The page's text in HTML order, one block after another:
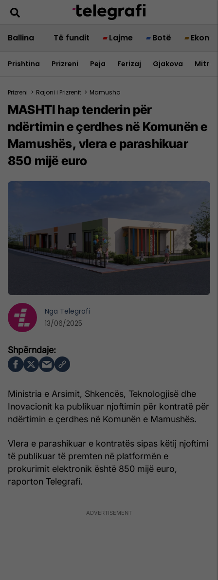
Ballina Të fundit Lajme Botë
Prishtina Prizreni Peja Ferizaj Gjakova
Prizreni > Rajoni i Prizrenit > Mamusha
MASHTI hap tenderin për
ndërtimin e çerdhes në Komunën e
Mamushës, vlera e parashikuar
850 mijë euro
Ministria e Arsimit, Shkencës, Teknologjisë dhe
Inovacionit ka publikuar njoftimin për kontratë për
ndërtimin e çerdhes në Komunën e Mamushës.
Vlera e parashikuar e kontratës sipas këtij njoftimi
të publikuar të premten në platformën e
prokurimit elektronik është 850 mijë euro,
raporton Telegrafi.
Nga Telegrafi
13/06/2025